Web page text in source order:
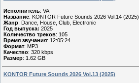
Исполнитель: VA
Название: KONTOR Future Sounds 2026 Vol.14 (2025)
Жанр: Dance, House, Club, Electronic
Год выпуска: 2025
Количество треков: 105
Время звучания: 12:05:24
Формат: MP3
Качество: 320 kbps
Размер: 1.62 GB
KONTOR Future Sounds 2026 Vol.13 (2025)